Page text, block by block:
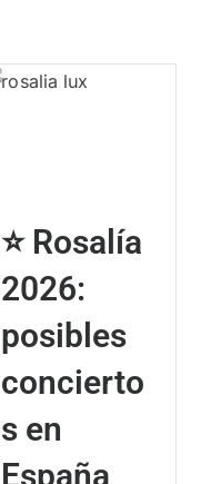
⭐ Rosalía
2026:
posibles
concierto
s en
España